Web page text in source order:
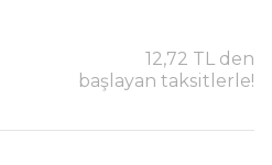
12,72 TL den
başlayan taksitlerle!